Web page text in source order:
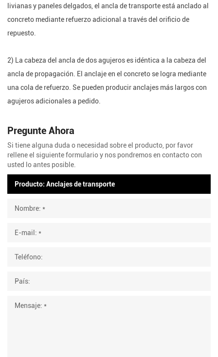
livianas y paneles delgados, el ancla de transporte está anclado al
concreto mediante refuerzo adicional a través del orificio de
repuesto.
2) La cabeza del ancla de dos agujeros es idéntica a la cabeza del
ancla de propagación. El anclaje en el concreto se logra mediante
una cola de refuerzo. Se pueden producir anclajes más largos con
agujeros adicionales a pedido.
Pregunte Ahora
Si tiene alguna duda o necesidad sobre el producto, por favor
rellene el siguiente formulario y nos pondremos en contacto con
usted lo antes posible.